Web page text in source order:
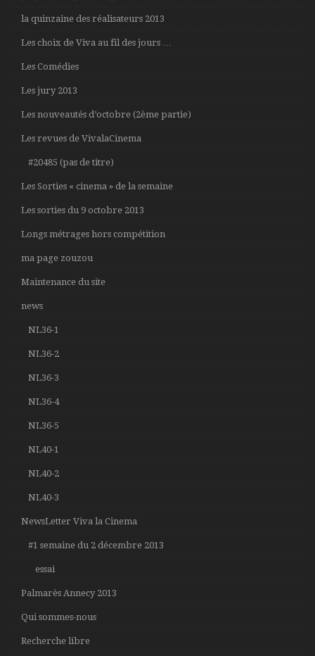
la quinzaine des réalisateurs 2013
Les choix de Viva au fil des jours …
Les Comédies
Les jury 2013
Les nouveautés d’octobre (2ème partie)
Les revues de VivalaCinema
#20485 (pas de titre)
Les Sorties « cinema » de la semaine
Les sorties du 9 octobre 2013
Longs métrages hors compétition
ma page zouzou
Maintenance du site
news
NL36-1
NL36-2
NL36-3
NL36-4
NL36-5
NL40-1
NL40-2
NL40-3
NewsLetter Viva la Cinema
#1 semaine du 2 décembre 2013
essai
Palmarès Annecy 2013
Qui sommes-nous
Recherche libre